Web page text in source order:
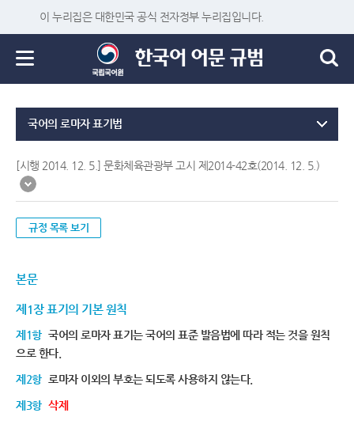
이 누리집은 대한민국 공식 전자정부 누리집입니다.
국어의 로마자 표기법
[시행 2014. 12. 5.] 문화체육관광부 고시 제2014-42호(2014. 12. 5.)
규정 목록 보기
본문
제1장 표기의 기본 원칙
제1항 국어의 로마자 표기는 국어의 표준 발음법에 따라 적는 것을 원칙
으로 한다.
제2항 로마자 이외의 부호는 되도록 사용하지 않는다.
제3항 삭제